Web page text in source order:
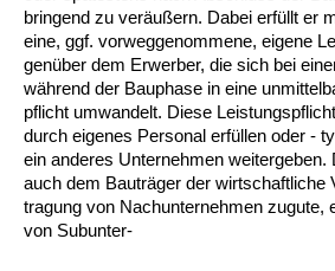
brin­gend zu veräußern. Da­bei erfüllt er
ei­ne, ggf. vor­weg­ge­nom­me­ne, ei­ge­ne
genüber dem Er­wer­ber, die sich bei
während der Bau­pha­se in ei­ne
pflicht um­wan­delt. Die­se
durch ei­ge­nes Per­so­nal erfüllen oder -
ein an­de­res Un­ter­neh­men wei­ter­ge­ben.
auch dem Bauträger der wirt­schaft­li­che
tra­gung von Nach­un­ter­neh­men zu­gu­te,
von Su­b­un­ter-